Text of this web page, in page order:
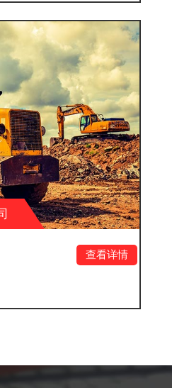
山东汇春园林绿化
产品展示四